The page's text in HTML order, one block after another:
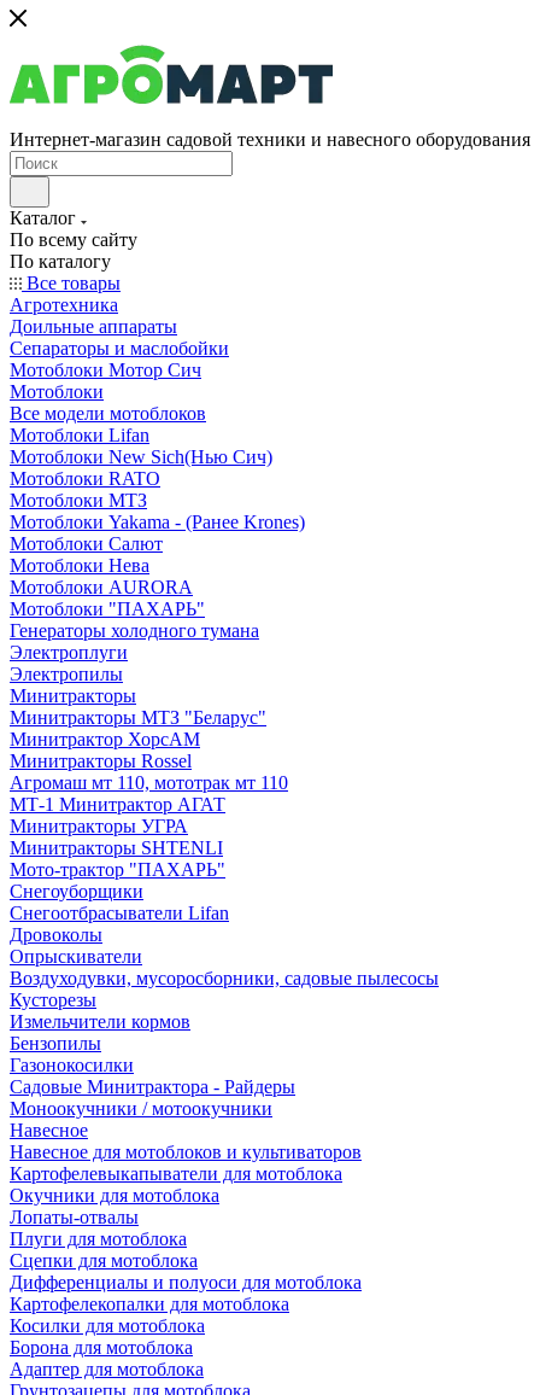
Интернет-магазин садовой техники и навесного оборудования
Каталог
По всему сайту
По каталогу
Все товары
Агротехника
Доильные аппараты
Сепараторы и маслобойки
Мотоблоки Мотор Сич
Мотоблоки
Все модели мотоблоков
Мотоблоки Lifan
Мотоблоки New Sich(Нью Сич)
Мотоблоки RATO
Мотоблоки МТЗ
Мотоблоки Yakama - (Ранее Krones)
Мотоблоки Салют
Мотоблоки Нева
Мотоблоки AURORA
Мотоблоки "ПАХАРЬ"
Генераторы холодного тумана
Электроплуги
Электропилы
Минитракторы
Минитракторы МТЗ "Беларус"
Минитрактор ХорсАМ
Минитракторы Rossel
Агромаш мт 110, мототрак мт 110
МТ-1 Минитрактор АГАТ
Минитракторы УГРА
Минитракторы SHTENLI
Мото-трактор "ПАХАРЬ"
Снегоуборщики
Снегоотбрасыватели Lifan
Дровоколы
Опрыскиватели
Воздуходувки, мусоросборники, cадовые пылесосы
Кусторезы
Измельчители кормов
Бензопилы
Газонокосилки
Садовые Минитрактора - Райдеры
Моноокучники / мотоокучники
Навесное
Навесное для мотоблоков и культиваторов
Картофелевыкапыватели для мотоблока
Окучники для мотоблока
Лопаты-отвалы
Плуги для мотоблока
Сцепки для мотоблока
Дифференциалы и полуоси для мотоблока
Картофелекопалки для мотоблока
Косилки для мотоблока
Борона для мотоблока
Адаптер для мотоблока
Грунтозацепы для мотоблока